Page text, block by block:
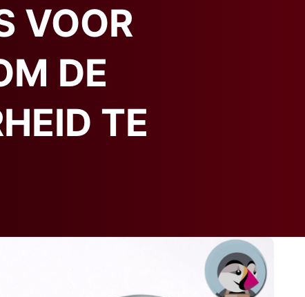
VOOR
DE
TE